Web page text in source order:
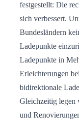
festgestellt: Die
sich verbessert.
Bundesländern
Ladepunkte
Ladepunkte in
Erleichterungen
bidirektionale
Gleichzeitig legen
und